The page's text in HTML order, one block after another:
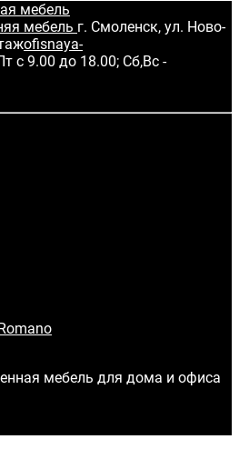
мебель
мебель г. Смоленск, ул. Ново-
ofisnaya-
с 9.00 до 18.00; Сб,Вс -
мебель для дома и офиса